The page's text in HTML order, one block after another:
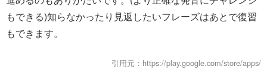
もできる)知らなかったり見返したいフレーズはあとで復習
もできます。
引用元：https://play.google.com/store/apps/